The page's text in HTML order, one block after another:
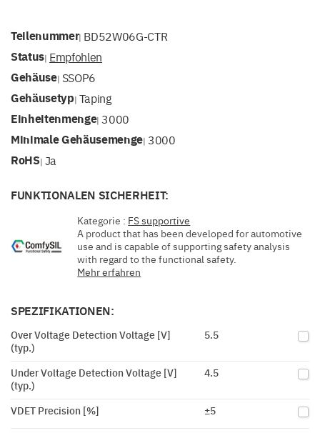
Teilenummer| BD52W06G-CTR
Status| Empfohlen
Gehäuse| SSOP6
Gehäusetyp| Taping
Einheitenmenge| 3000
Minimale Gehäusemenge| 3000
RoHS| Ja
FUNKTIONALEN SICHERHEIT:
Kategorie : FS supportive
A product that has been developed for automotive
use and is capable of supporting safety analysis
with regard to the functional safety.
Mehr erfahren
SPEZIFIKATIONEN:
Over Voltage Detection Voltage [V]
(typ.)
5.5
Under Voltage Detection Voltage [V]
(typ.)
4.5
VDET Precision [%] ±5